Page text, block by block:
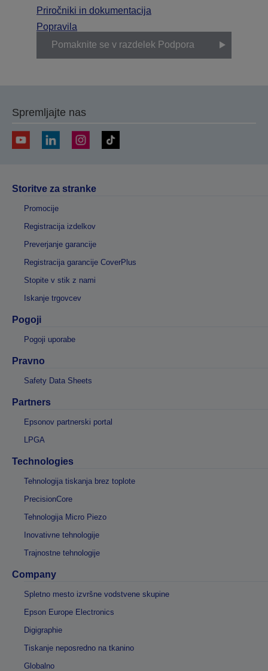
Priročniki in dokumentacija
Popravila
Pomaknite se v razdelek Podpora
Spremljajte nas
Storitve za stranke
Promocije
Registracija izdelkov
Preverjanje garancije
Registracija garancije CoverPlus
Stopite v stik z nami
Iskanje trgovcev
Pogoji
Pogoji uporabe
Pravno
Safety Data Sheets
Partners
Epsonov partnerski portal
LPGA
Technologies
Tehnologija tiskanja brez toplote
PrecisionCore
Tehnologija Micro Piezo
Inovativne tehnologije
Trajnostne tehnologije
Company
Spletno mesto izvršne vodstvene skupine
Epson Europe Electronics
Digigraphie
Tiskanje neposredno na tkanino
Globalno